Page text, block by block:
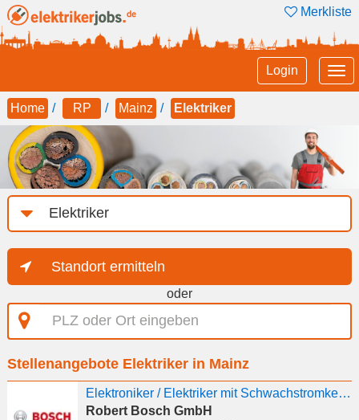
Merkliste
Login
Home RP Mainz Elektriker
Job-
Kategorie
Standort ermitteln
oder
PLZ
oder
eingeben
Stellenangebote Elektriker in Mainz
Elektroniker / Elektriker mit Schwachstromkenntnissen - Gebiet Griesheim/Darmstadt/Pfungstadt
Robert Bosch GmbH